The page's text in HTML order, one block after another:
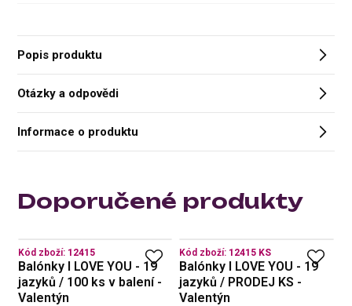
Popis produktu
Otázky a odpovědi
Informace o produktu
Doporučené produkty
Kód zboží: 12415
Balónky I LOVE YOU - 19
jazyků / 100 ks v balení -
Valentýn
Kód zboží: 12415 KS
Balónky I LOVE YOU - 19
jazyků / PRODEJ KS -
Valentýn